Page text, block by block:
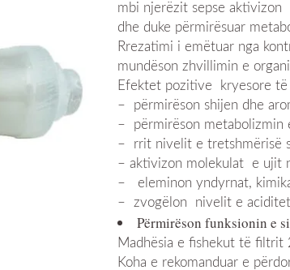
mbi njerëzit sepse
dhe duke përmirësuar
Rrezatimi i emëtuar nga
mundëson zhvillimin e
Efektet pozitive kryesore
– përmirëson shijen dhe
– përmirëson metabolizmin
– rrit nivelit e tretshmërisë
– aktivizon molekulat e ujit
– eleminon yndyrnat,
– zvogëlon nivelit e
Përmirëson funksionin e
Madhësia e fishekut të filtrit
Koha e rekomanduar e